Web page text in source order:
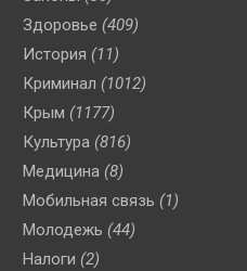
Здоровье (409)
История (11)
Криминал (1012)
Крым (1177)
Культура (816)
Медицина (8)
Мобильная связь (1)
Молодежь (44)
Налоги (2)